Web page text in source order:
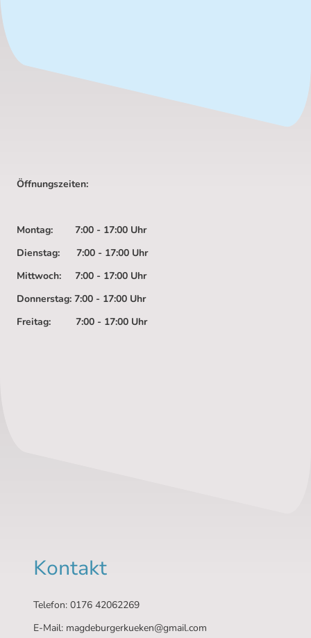
Öffnungszeiten:
Montag: 7:00 - 17:00 Uhr
Dienstag: 7:00 - 17:00 Uhr
Mittwoch: 7:00 - 17:00 Uhr
Donnerstag: 7:00 - 17:00 Uhr
Freitag: 7:00 - 17:00 Uhr
Kontakt
Telefon: 0176 42062269
E-Mail: magdeburgerkueken@gmail.com